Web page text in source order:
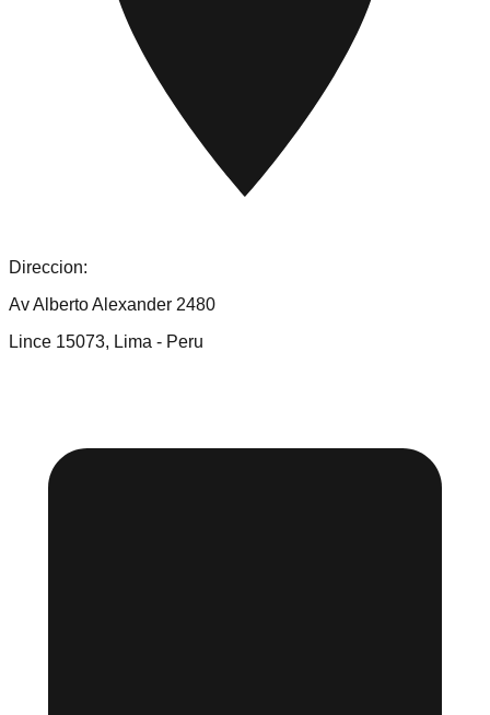
Direccion:
Av Alberto Alexander 2480
Lince 15073, Lima - Peru